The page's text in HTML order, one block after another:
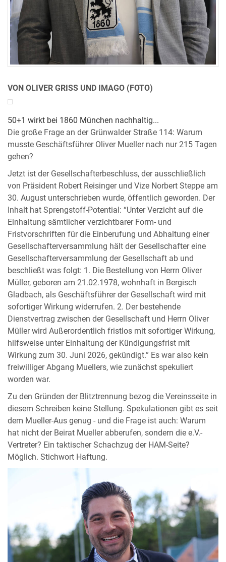
VON OLIVER GRISS UND IMAGO (FOTO)
50+1 wirkt bei 1860 München nachhaltig...
Die große Frage an der Grünwalder Straße 114: Warum
musste Geschäftsführer Oliver Mueller nach nur 215 Tagen
gehen?
Jetzt ist der Gesellschafterbeschluss, der ausschließlich
von Präsident Robert Reisinger und Vize Norbert Steppe am
30. August unterschrieben wurde, öffentlich geworden. Der
Inhalt hat Sprengstoff-Potential: “Unter Verzicht auf die
Einhaltung sämtlicher verzichtbarer Form- und
Fristvorschriften für die Einberufung und Abhaltung einer
Gesellschafterversammlung hält der Gesellschafter eine
Gesellschafterversammlung der Gesellschaft ab und
beschließt was folgt: 1. Die Bestellung von Herrn Oliver
Müller, geboren am 21.02.1978, wohnhaft in Bergisch
Gladbach, als Geschäftsführer der Gesellschaft wird mit
sofortiger Wirkung widerrufen. 2. Der bestehende
Dienstvertrag zwischen der Gesellschaft und Herrn Oliver
Müller wird Außerordentlich fristlos mit sofortiger Wirkung,
hilfsweise unter Einhaltung der Kündigungsfrist mit
Wirkung zum 30. Juni 2026, gekündigt.” Es war also kein
freiwilliger Abgang Muellers, wie zunächst spekuliert
worden war.
Zu den Gründen der Blitztrennung bezog die Vereinsseite in
diesem Schreiben keine Stellung. Spekulationen gibt es seit
dem Mueller-Aus genug - und die Frage ist auch: Warum
hat nicht der Beirat Mueller abberufen, sondern die e.V.-
Vertreter? Ein taktischer Schachzug der HAM-Seite?
Möglich. Stichwort Haftung.